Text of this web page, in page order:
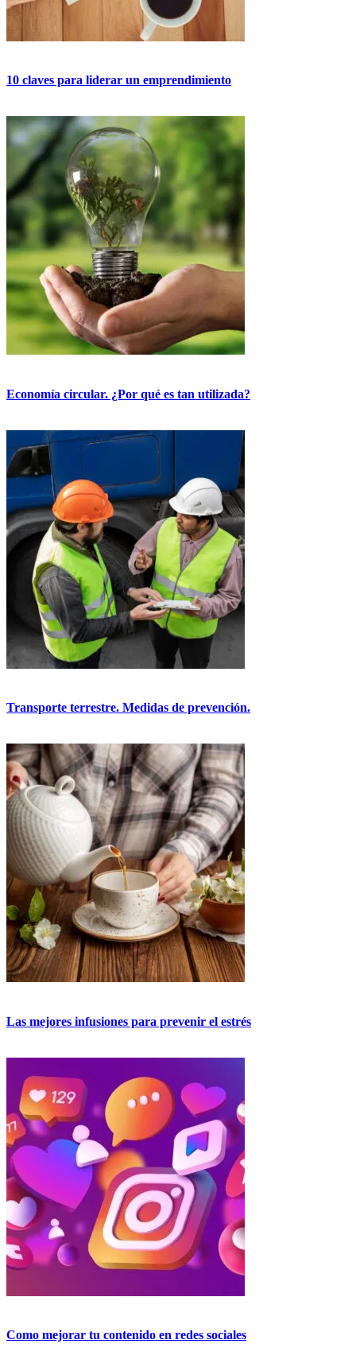
10 claves para liderar un emprendimiento
Economía circular. ¿Por qué es tan utilizada?
Transporte terrestre. Medidas de prevención.
Las mejores infusiones para prevenir el estrés
Como mejorar tu contenido en redes sociales